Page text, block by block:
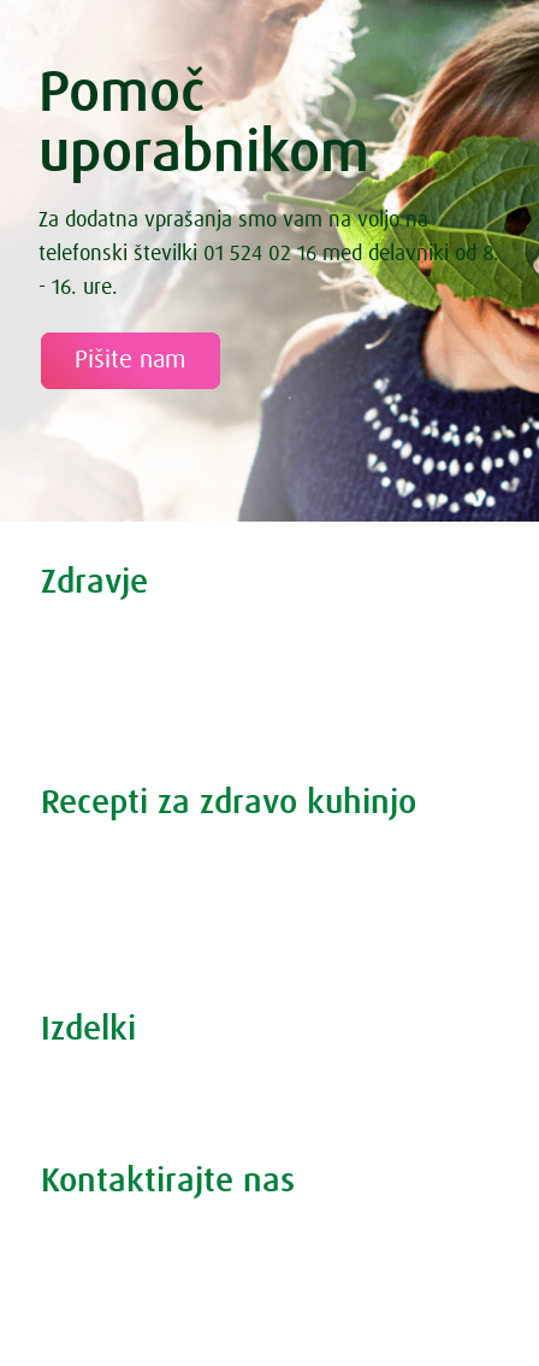
Pomoč
uporabnikom
Za dodatna vprašanja smo vam na voljo na
telefonski številki 01 524 02 16 med delavniki od 8.
- 16. ure.
Pišite nam
Zdravje
Recepti za zdravo kuhinjo
Izdelki
Kontaktirajte nas